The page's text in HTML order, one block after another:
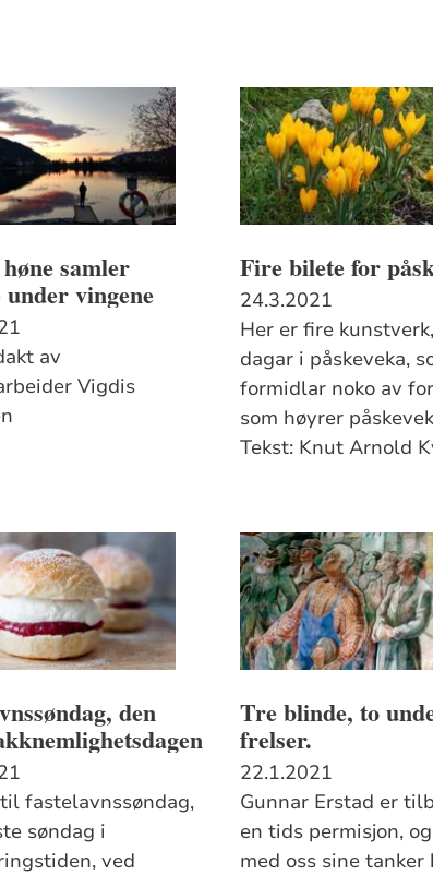
samler
under vingene
av
Vigdis
Fire bilete for
24.3.2021
Her er fire
dagar i påskeveka,
formidlar noko av
som høyrer
Tekst: Knut Arnold
den
fastelavnssøndag,
søndag i
ved
Tre blinde, to
frelser.
22.1.2021
Gunnar Erstad er
en tids permisjon,
med oss sine